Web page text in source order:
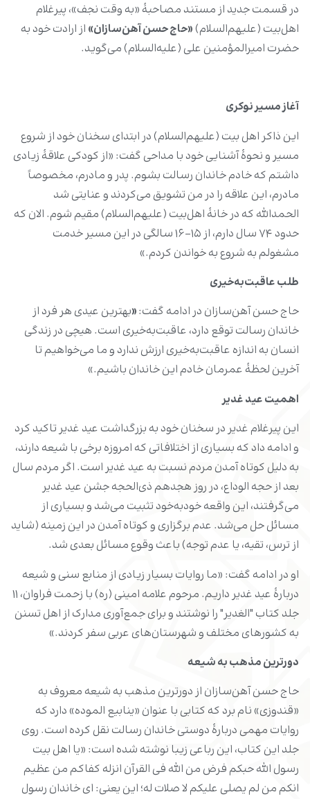
در قسمت جدید از مستند مصاحبۀ «به وقت نجف»، پیرغلام
اهل‌بیت (علیهم‌السلام) «حاج حسن آهن‌سازان» از ارادت خود به
حضرت امیرالمؤمنین علی (علیه‌السلام) می‌گوید.
آغاز مسیر نوکری
این ذاکر اهل بیت (علیهم‌السلام) در ابتدای سخنان خود از شروع
مسیر و نحوۀ آشنایی خود با مداحی گفت: «از کودکی علاقۀ زیادی
داشتم که خادم خاندان رسالت بشوم. پدر و مادرم، مخصوصاً
مادرم، این علاقه را در من تشویق می‌کردند و عنایتی شد
الحمدالله که در خانۀ اهل‌بیت (علیهم‌السلام) مقیم شوم. الان که
حدود ۷۴ سال دارم، از ۱۵-۱۶ سالگی در این مسیر خدمت
مشغولم به شروع به خواندن کردم.»
طلب عاقبت‌به‌خیری
حاج حسن آهن‌سازان در ادامه گفت:«بهترین عیدی هر فرد از
خاندان رسالت توقع دارد، عاقبت‌به‌خیری است. هیچی در زندگی
انسان به اندازه عاقبت‌به‌خیری ارزش ندارد و ما می‌خواهیم تا
آخرین لحظۀ عمرمان خادم این خاندان باشیم.»
اهمیت عید غدیر
این پیرغلام غدیر در سخنان خود به بزرگداشت عید غدیر تاکید کرد
و ادامه داد که بسیاری از اختلافاتی که امروزه برخی با شیعه دارند،
به دلیل کوتاه آمدن مردم نسبت به عید غدیر است. اگر مردم سال
بعد از حجه الوداع، در روز هجدهم ذی‌الحجه جشن عید غدیر
می‌گرفتند، این واقعه خودبه‌خود تثبیت می‌شد و بسیاری از
مسائل حل می‌شد. عدم برگزاری و کوتاه آمدن در این زمینه (شاید
از ترس، تقیه، یا عدم توجه) باعث وقوع مسائل بعدی شد.
او در ادامه گفت: «ما روایات بسیار زیادی از منابع سنی و شیعه
دربارۀ عید غدیر داریم. مرحوم علامه امینی (ره) با زحمت فراوان، ۱۱
جلد کتاب "الغدیر" را نوشتند و برای جمع‌آوری مدارک از اهل تسنن
به کشورهای مختلف و شهرستان‌های عربی سفر کردند.»
دورترین مذهب به شیعه
حاج حسن آهن‌سازان از دورترین مذهب به شیعه معروف به
«قندوزی» نام برد که کتابی با عنوان «ینابیع الموده» دارد که
روایات مهمی دربارۀ دوستی خاندان رسالت نقل کرده است. روی
جلد این کتاب، این رباعی زیبا نوشته شده است: «یا اهل بیت
رسول الله حبکم فرض من الله فی القرآن انزله کفاکم من عظیم
انکم من لم یصلی علیکم لا صلات له؛ این یعنی: ای خاندان رسول